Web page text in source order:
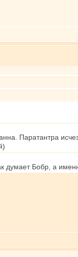
Паратантра
Бобр, а